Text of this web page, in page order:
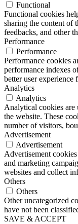
Functional
Functional cookies
sharing the content of
feedbacks, and other
Performance
Performance
Performance cookies
performance indexes
better user experience
Analytics
Analytics
Analytical cookies are
the website. These
number of visitors,
Advertisement
Advertisement
Advertisement
and marketing
websites and collect
Others
Others
Other uncategorized
have not been
SAVE & ACCEPT